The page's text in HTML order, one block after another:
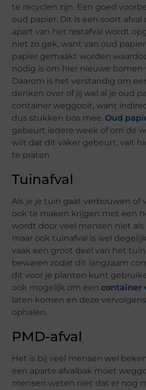
te recyclen zijn. Een goed
oud papier. Dit is een soort afval
apart van het restafval wordt
niet zo gek, want van oud
papier gemaakt worden
nodig is om hier nieuwe bomen
Daarom is het verstandig om
denken over of jij wel al je oud
container weggooit, want
dus stukken bos mee. Oud
gebeurt iedere week of om de
wilt dat dit vaker gebeurt, valt
te praten.
Tuinafval
Als je je tuin gaat verbouwen of
ook te maken krijgen met een
wordt door veel mensen niet als
maar ook tuinafval is wel
vaak een groot deel van het
bewaren zodat dit langzaam
dit voor je planten kunt
ook mogelijk om eencontainer
laten komen en deze
ophalen.
PMD-afval
Het is bij veel mensen wel
een aparte afvalbak moet
mensen weten niet dat er nog